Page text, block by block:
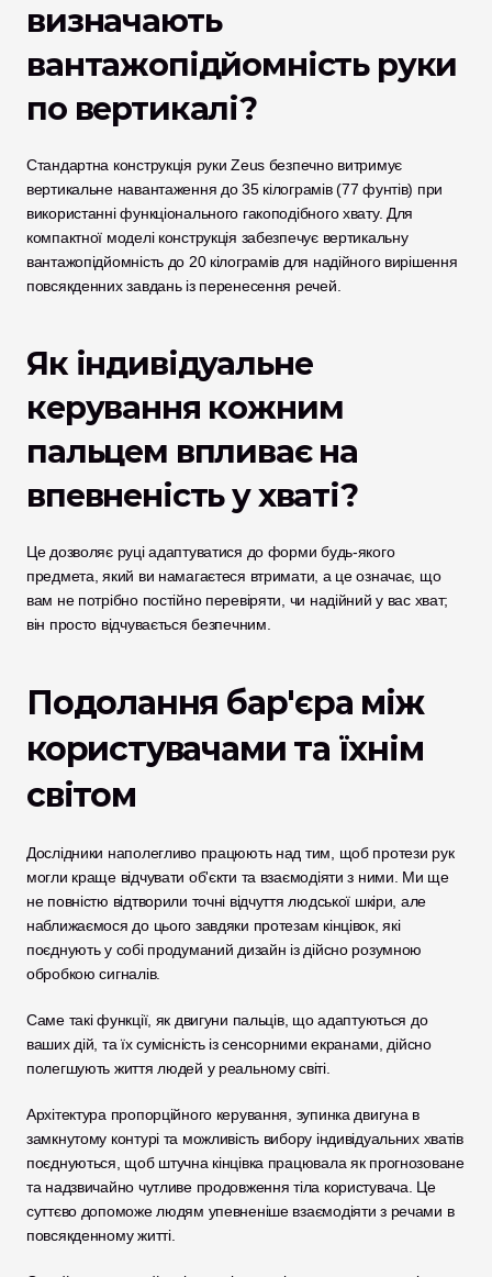
визначають
вантажопідйомність руки
по вертикалі?
Стандартна конструкція руки Zeus безпечно витримує
вертикальне навантаження до 35 кілограмів (77 фунтів) при
використанні функціонального гакоподібного хвату. Для
компактної моделі конструкція забезпечує вертикальну
вантажопідйомність до 20 кілограмів для надійного вирішення
повсякденних завдань із перенесення речей.
Як індивідуальне
керування кожним
пальцем впливає на
впевненість у хваті?
Це дозволяє руці адаптуватися до форми будь-якого
предмета, який ви намагаєтеся втримати, а це означає, що
вам не потрібно постійно перевіряти, чи надійний у вас хват;
він просто відчувається безпечним.
Подолання бар'єра між
користувачами та їхнім
світом
Дослідники наполегливо працюють над тим, щоб протези рук
могли краще відчувати об'єкти та взаємодіяти з ними. Ми ще
не повністю відтворили точні відчуття людської шкіри, але
наближаємося до цього завдяки протезам кінцівок, які
поєднують у собі продуманий дизайн із дійсно розумною
обробкою сигналів.
Саме такі функції, як двигуни пальців, що адаптуються до
ваших дій, та їх сумісність із сенсорними екранами, дійсно
полегшують життя людей у реальному світі.
Архітектура пропорційного керування, зупинка двигуна в
замкнутому контурі та можливість вибору індивідуальних хватів
поєднуються, щоб штучна кінцівка працювала як прогнозоване
та надзвичайно чутливе продовження тіла користувача. Це
суттєво допоможе людям упевненіше взаємодіяти з речами в
повсякденному житті.